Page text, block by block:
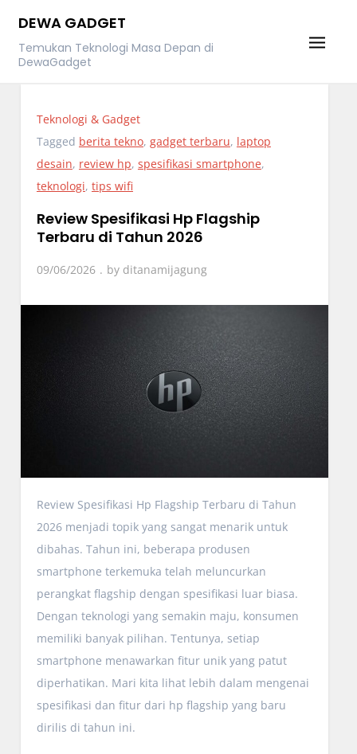
content
DEWA GADGET
Temukan Teknologi Masa Depan di
DewaGadget
Teknologi & Gadget
Tagged berita tekno, gadget terbaru, laptop
desain, review hp, spesifikasi smartphone,
teknologi, tips wifi
Review Spesifikasi Hp Flagship
Terbaru di Tahun 2026
09/06/2026 by ditanamijagung
Review Spesifikasi Hp Flagship Terbaru di Tahun
2026 menjadi topik yang sangat menarik untuk
dibahas. Tahun ini, beberapa produsen
smartphone terkemuka telah meluncurkan
perangkat flagship dengan spesifikasi luar biasa.
Dengan teknologi yang semakin maju, konsumen
memiliki banyak pilihan. Tentunya, setiap
smartphone menawarkan fitur unik yang patut
diperhatikan. Mari kita lihat lebih dalam mengenai
spesifikasi dan fitur dari hp flagship yang baru
dirilis di tahun ini.